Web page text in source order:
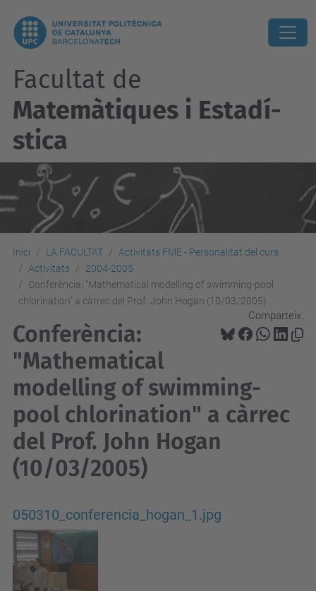
Facultat de
Matemàtiques i Estadí­
stica
Inici LA FACULTAT
Activitats FME - Personalitat del curs
Activitats
2004-2005
Conferència: "Mathematical modelling of swimming-pool
chlorination" a càrrec del Prof. John Hogan (10/03/2005)
Comparteix:
Conferència:
"Mathematical
modelling of swimming-
pool chlorination" a càrrec
del Prof. John Hogan
(10/03/2005)
050310_conferencia_hogan_1.jpg